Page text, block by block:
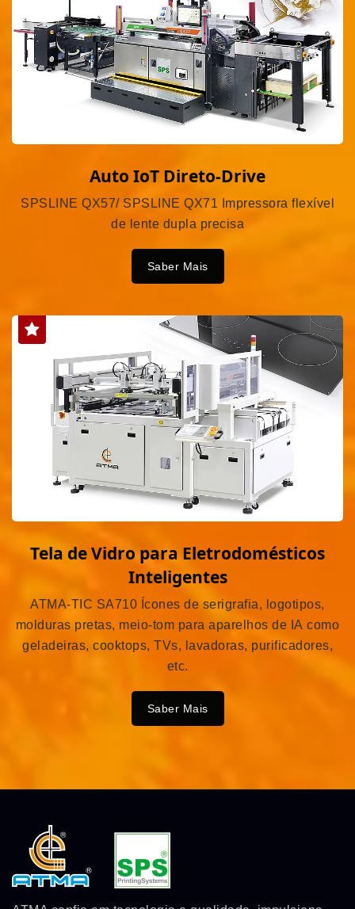
Auto IoT Direto-Drive
SPSLINE QX57/ SPSLINE QX71 Impressora flexível
de lente dupla precisa
Saber Mais
Tela de Vidro para Eletrodomésticos
Inteligentes
ATMA-TIC SA710 Ícones de serigrafia, logotipos,
molduras pretas, meio-tom para aparelhos de IA como
geladeiras, cooktops, TVs, lavadoras, purificadores,
etc.
Saber Mais